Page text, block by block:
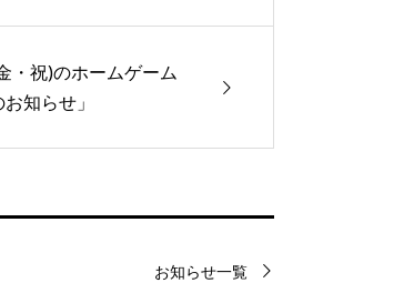
・祝)のホームゲーム
知らせ」
お知らせ一覧